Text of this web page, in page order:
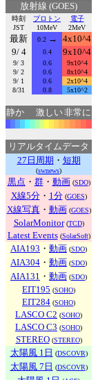
放射線 (GOES)
時刻
JST
プロトン
10MeV
電子
2MeV
最新 0.2→
4x10^4
9/ 4
0.4 9x10^4
9/ 3 0.6
9x10^4
9/ 2
0.6
8x10^4
9/ 1
0.6
2x10^4
8/31
0.8 5x10^2
静か 激しい非常に
リアルタイムデータ
27日周期 ・ 短期
(swnews)
黒点 ・ 群・ 動画 (SDO)
X線5分・ 1分(GOES)
X線写真・ 動画 (GOES)
SolarMonitor(TCD)
Latest Events(SolarSoft)
AIA193 ・ 動画 (SDO)
AIA304 ・ 動画 (SDO)
AIA131 ・ 動画 (SDO)
EIT195 (SOHO)
EIT284 (SOHO)
LASCO C2 (SOHO)
LASCO C3 (SOHO)
STEREO(STEREO)
太陽風 1日 (DSCOVR)
太陽風 7日 (DSCOVR)